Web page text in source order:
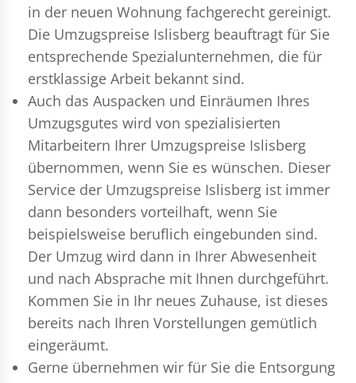
in der neuen Wohnung fachgerecht gereinigt.
Die Umzugspreise Islisberg beauftragt für Sie
entsprechende Spezialunternehmen, die für
erstklassige Arbeit bekannt sind.
Auch das Auspacken und Einräumen Ihres
Umzugsgutes wird von spezialisierten
Mitarbeitern Ihrer Umzugspreise Islisberg
übernommen, wenn Sie es wünschen. Dieser
Service der Umzugspreise Islisberg ist immer
dann besonders vorteilhaft, wenn Sie
beispielsweise beruflich eingebunden sind.
Der Umzug wird dann in Ihrer Abwesenheit
und nach Absprache mit Ihnen durchgeführt.
Kommen Sie in Ihr neues Zuhause, ist dieses
bereits nach Ihren Vorstellungen gemütlich
eingeräumt.
Gerne übernehmen wir für Sie die Entsorgung